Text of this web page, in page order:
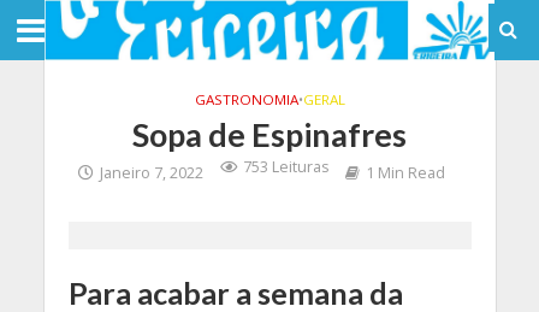
GASTRONOMIA•GERAL
Sopa de Espinafres
Janeiro 7, 2022 753 Leituras 1 Min Read
Para acabar a semana da